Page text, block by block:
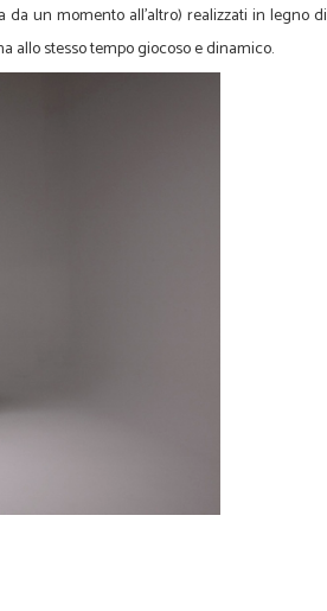
un momento all’altro) realizzati in legno di
allo stesso tempo giocoso e dinamico.